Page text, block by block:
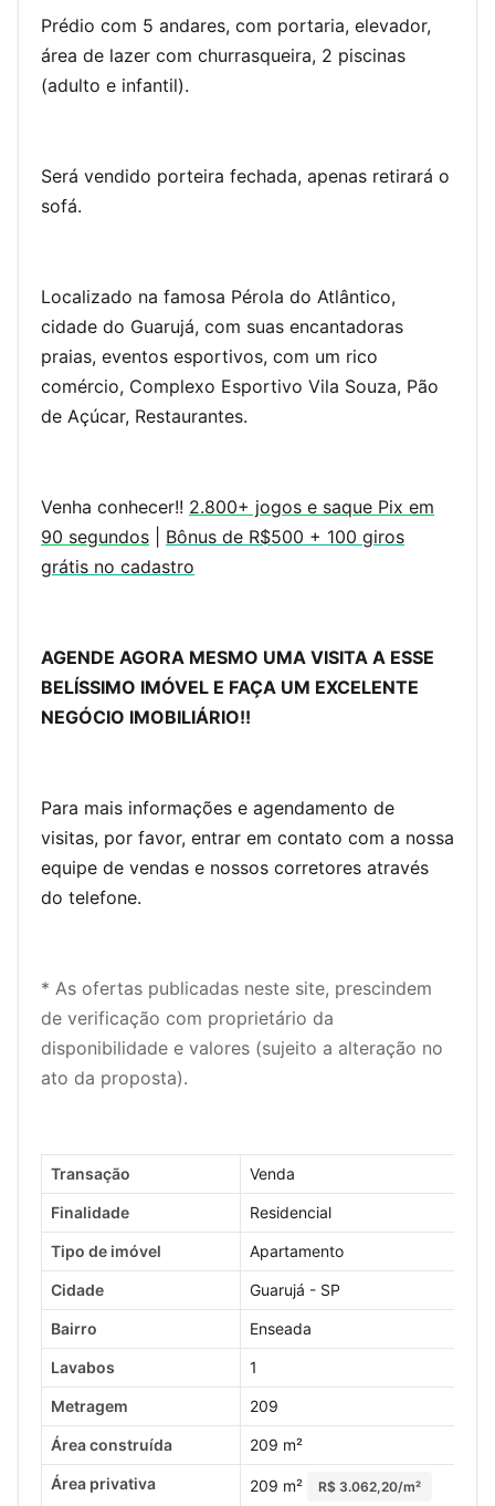
Prédio com 5 andares, com portaria, elevador,
área de lazer com churrasqueira, 2 piscinas
(adulto e infantil).
Será vendido porteira fechada, apenas retirará o
sofá.
Localizado na famosa Pérola do Atlântico,
cidade do Guarujá, com suas encantadoras
praias, eventos esportivos, com um rico
comércio, Complexo Esportivo Vila Souza, Pão
de Açúcar, Restaurantes.
Venha conhecer!! 2.800+ jogos e saque Pix em
90 segundos
Bônus de R$500 + 100 giros
grátis no cadastro
AGENDE AGORA MESMO UMA VISITA A ESSE
BELÍSSIMO IMÓVEL E FAÇA UM EXCELENTE
NEGÓCIO IMOBILIÁRIO!!
Para mais informações e agendamento de
visitas, por favor, entrar em contato com a nossa
equipe de vendas e nossos corretores através
do telefone.
* As ofertas publicadas neste site, prescindem
de verificação com proprietário da
disponibilidade e valores (sujeito a alteração no
ato da proposta).
Transação Venda
Finalidade Residencial
Tipo de imóvel Apartamento
Cidade Guarujá - SP
Bairro Enseada
Lavabos 1
Metragem 209
Área construída 209 m²
Área privativa 209 m² R$ 3.062,20/m²